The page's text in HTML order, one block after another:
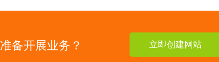
准备开展业务？ 立即创建网站